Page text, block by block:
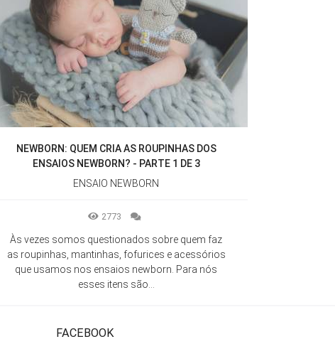
NEWBORN: QUEM CRIA AS ROUPINHAS DOS
ENSAIOS NEWBORN? - PARTE 1 DE 3
ENSAIO NEWBORN
2773
Às vezes somos questionados sobre quem faz
as roupinhas, mantinhas, fofurices e acessórios
que usamos nos ensaios newborn. Para nós
esses itens são...
FACEBOOK